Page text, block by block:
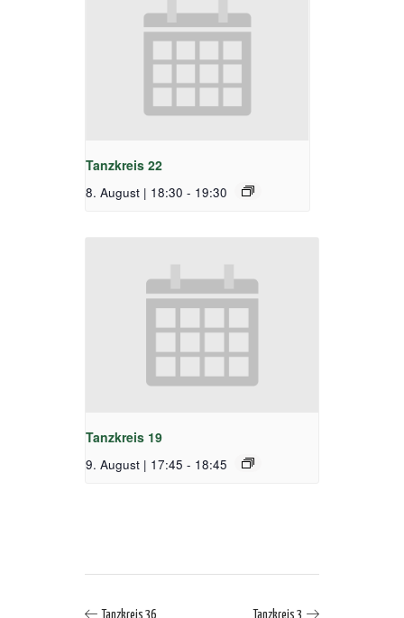
Tanzkreis 22
8. August | 18:30 - 19:30
Tanzkreis 19
9. August | 17:45 - 18:45
Tanzkreis 36 Tanzkreis 3